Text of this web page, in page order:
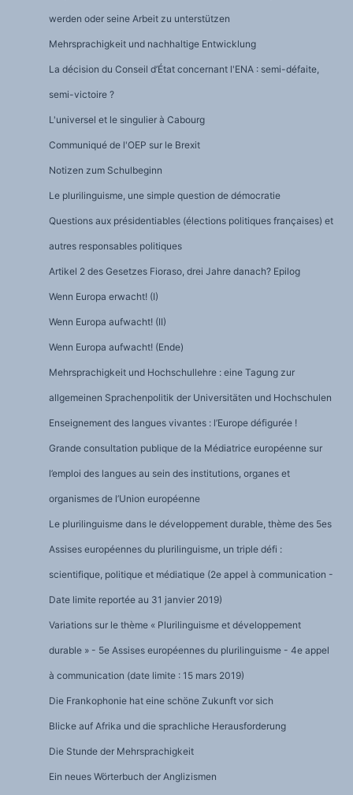
werden oder seine Arbeit zu unterstützen
Mehrsprachigkeit und nachhaltige Entwicklung
La décision du Conseil d’État concernant l'ENA : semi-défaite,
semi-victoire ?
L'universel et le singulier à Cabourg
Communiqué de l'OEP sur le Brexit
Notizen zum Schulbeginn
Le plurilinguisme, une simple question de démocratie
Questions aux présidentiables (élections politiques françaises) et
autres responsables politiques
Artikel 2 des Gesetzes Fioraso, drei Jahre danach? Epilog
Wenn Europa erwacht! (I)
Wenn Europa aufwacht! (II)
Wenn Europa aufwacht! (Ende)
Mehrsprachigkeit und Hochschullehre : eine Tagung zur
allgemeinen Sprachenpolitik der Universitäten und Hochschulen
Enseignement des langues vivantes : l’Europe défigurée !
Grande consultation publique de la Médiatrice européenne sur
l’emploi des langues au sein des institutions, organes et
organismes de l’Union européenne
Le plurilinguisme dans le développement durable, thème des 5es
Assises européennes du plurilinguisme, un triple défi :
scientifique, politique et médiatique (2e appel à communication -
Date limite reportée au 31 janvier 2019)
Variations sur le thème « Plurilinguisme et développement
durable » - 5e Assises européennes du plurilinguisme - 4e appel
à communication (date limite : 15 mars 2019)
Die Frankophonie hat eine schöne Zukunft vor sich
Blicke auf Afrika und die sprachliche Herausforderung
Die Stunde der Mehrsprachigkeit
Ein neues Wörterbuch der Anglizismen